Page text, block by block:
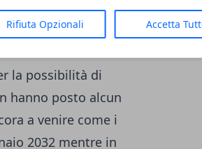
Rifiuta Opzionali Accetta
per lo Stato.
la possibilità di
hanno posto alcun
a venire come i
2032 mentre in